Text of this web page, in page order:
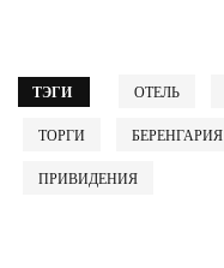
ТЭГИ ОТЕЛЬ
ТОРГИ БЕРЕНГАРИЯ
ПРИВИДЕНИЯ